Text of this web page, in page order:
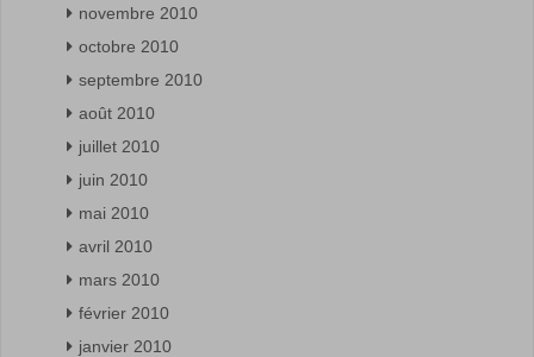
novembre 2010
octobre 2010
septembre 2010
août 2010
juillet 2010
juin 2010
mai 2010
avril 2010
mars 2010
février 2010
janvier 2010